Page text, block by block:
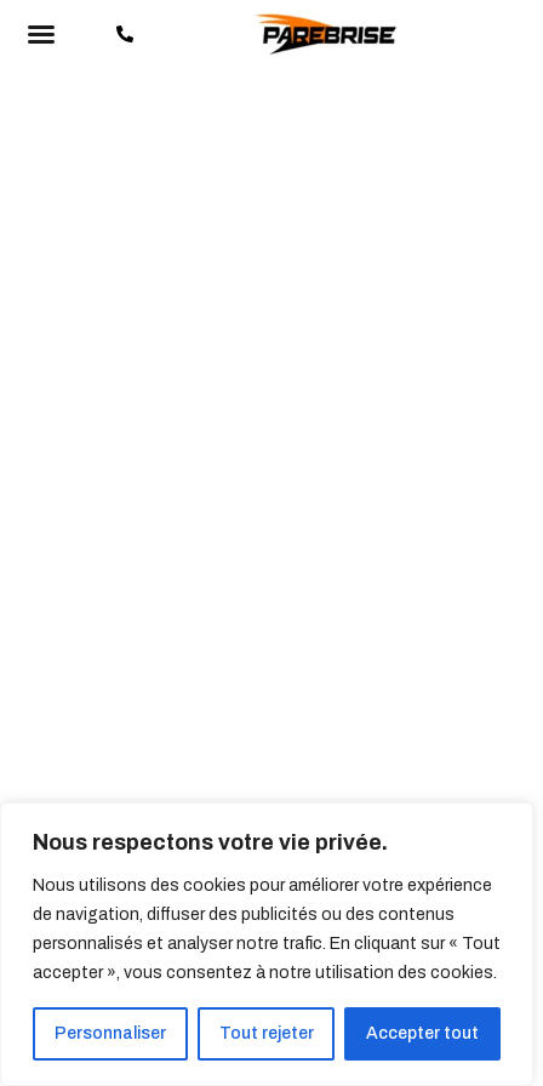
Nous respectons votre vie privée.
Nous utilisons des cookies pour améliorer votre expérience
de navigation, diffuser des publicités ou des contenus
personnalisés et analyser notre trafic. En cliquant sur « Tout
accepter », vous consentez à notre utilisation des cookies.
Personnaliser Tout rejeter Accepter tout